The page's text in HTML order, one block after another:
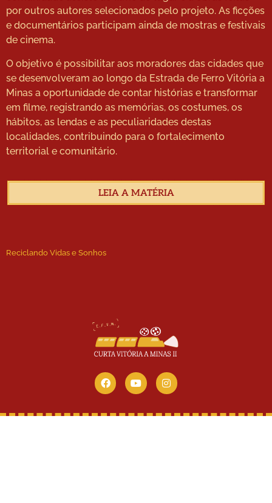
por outros autores selecionados pelo projeto. As ficções
e documentários participam ainda de mostras e festivais
de cinema.
O objetivo é possibilitar aos moradores das cidades que
se desenvolveram ao longo da Estrada de Ferro Vitória a
Minas a oportunidade de contar histórias e transformar
em filme, registrando as memórias, os costumes, os
hábitos, as lendas e as peculiaridades destas
localidades, contribuindo para o fortalecimento
territorial e comunitário.
LEIA A MATÉRIA
Reciclando Vidas e Sonhos